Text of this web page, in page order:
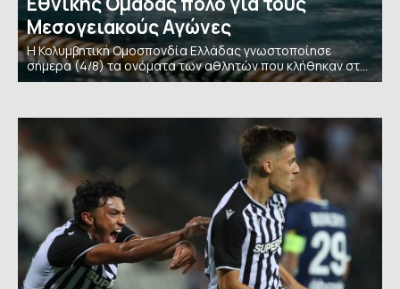
Μεσογειακούς Αγώνες
Η Κολυμβητική Ομοσπονδία Ελλάδας γνωστοποίησε
σήμερα (4/8) τα ονόματα των αθλητών που κλήθηκαν στην
προετοιμασία κλιμακίου της εθνικής ομάδας